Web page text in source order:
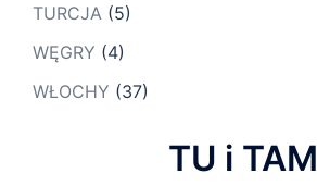
TURCJA (5)
WĘGRY (4)
WŁOCHY (37)
TU i TAM